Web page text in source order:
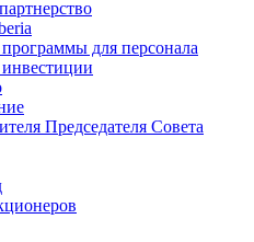
для персонала
Председателя Совета